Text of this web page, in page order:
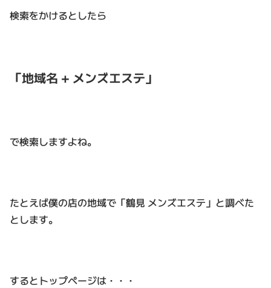
検索をかけるとしたら
「地域名 + メンズエステ」
で検索しますよね。
たとえば僕の店の地域で「鶴見 メンズエステ」と調べた
とします。
するとトップページは・・・